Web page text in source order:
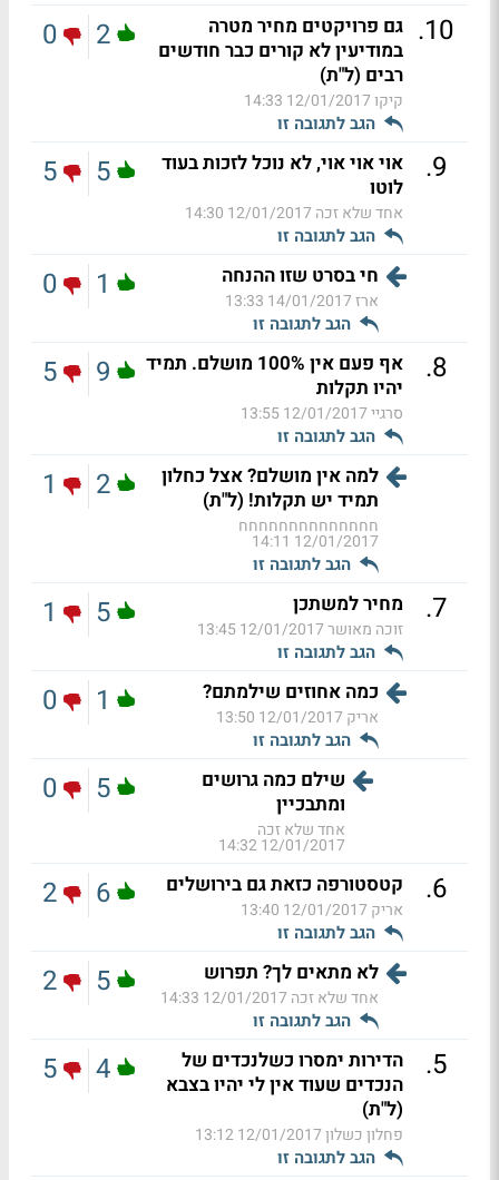
10
. גם פרויקטים מחיר מטרה
במודיעין לא קורים כבר חודשים
רבים (ל"ת)
קיקו12/01/2017 14:33
הגב לתגובה זו
2
0
9
.
אוי אוי אוי, לא נוכל לזכות בעוד
לוטו
אחד שלא זכה 12/01/2017 14:30
הגב לתגובה זו
5
5
חי בסרט שזו ההנחה
ארז14/01/2017 13:33
הגב לתגובה זו
1
0
8
.
אף פעם אין 100% מושלם. תמיד
יהיו תקלות
סרגיי12/01/2017 13:55
הגב לתגובה זו
9
5
למה אין מושלם? אצל כחלון
תמיד יש תקלות! (ל"ת)
חחחחחחחחחחחחחח
12/01/2017 14:11
הגב לתגובה זו
2
1
7
. מחיר למשתכן
זוכה מאושר12/01/2017 13:45
הגב לתגובה זו
5
1
כמה אחוזים שילמתם?
אריק 12/01/2017 13:50
הגב לתגובה זו
1
0
שילם כמה גרושים
ומתבכיין
אחד שלא זכה
12/01/2017 14:32
5
0
6
. קטסטורפה כזאת גם בירושלים
אריק 12/01/2017 13:40
הגב לתגובה זו
6
2
לא מתאים לך? תפרוש
אחד שלא זכה 12/01/2017 14:33
הגב לתגובה זו
5
2
5
.
הדירות ימסרו כשלנכדים של
הנכדים שעוד אין לי יהיו בצבא
(ל"ת)
פחלון כשלון12/01/2017 13:12
הגב לתגובה זו
4
5